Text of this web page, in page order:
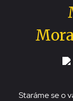
Staráme se o